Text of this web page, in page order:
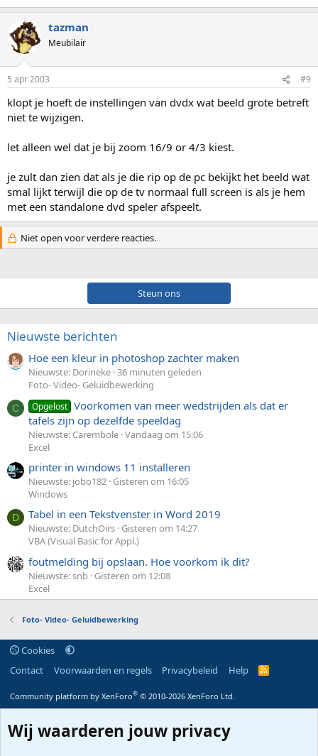
tazman
Meubilair
5 apr 2003 #9
klopt je hoeft de instellingen van dvdx wat beeld grote betreft
niet te wijzigen.
let alleen wel dat je bij zoom 16/9 or 4/3 kiest.
je zult dan zien dat als je die rip op de pc bekijkt het beeld wat
smal lijkt terwijl die op de tv normaal full screen is als je hem
met een standalone dvd speler afspeelt.
Niet open voor verdere reacties.
Steun ons
Nieuwste berichten
Hoe een kleur in photoshop zachter maken
Nieuwste: Dorineke 36 minuten geleden
Foto- Video- Geluidbewerking
C Opgelost Voorkomen van meer wedstrijden als dat er
tafels zijn op dezelfde speeldag
Nieuwste: Carembole Vandaag om 15:06
Excel
printer in windows 11 installeren
Nieuwste: jobo182 Gisteren om 16:05
Windows
D Tabel in een Tekstvenster in Word 2019
Nieuwste: DutchOirs Gisteren om 14:27
VBA (Visual Basic for Appl.)
foutmelding bij opslaan. Hoe voorkom ik dit?
Nieuwste: snb Gisteren om 12:08
Excel
Foto- Video- Geluidbewerking
Cookies
Contact
Voorwaarden en regels Privacybeleid Help
R
S
Community platform by XenForo® © 2010-2026 XenForo Ltd.
Wij waarderen jouw privacy